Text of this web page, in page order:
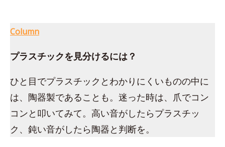
Column
プラスチックを見分けるには？
ひと目でプラスチックとわかりにくいものの中に
は、陶器製であることも。迷った時は、爪でコン
コンと叩いてみて。高い音がしたらプラスチッ
ク、鈍い音がしたら陶器と判断を。